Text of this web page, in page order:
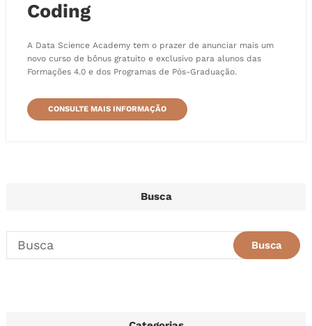
Coding
A Data Science Academy tem o prazer de anunciar mais um
novo curso de bônus gratuito e exclusivo para alunos das
Formações 4.0 e dos Programas de Pós-Graduação.
CONSULTE MAIS INFORMAÇÃO
Busca